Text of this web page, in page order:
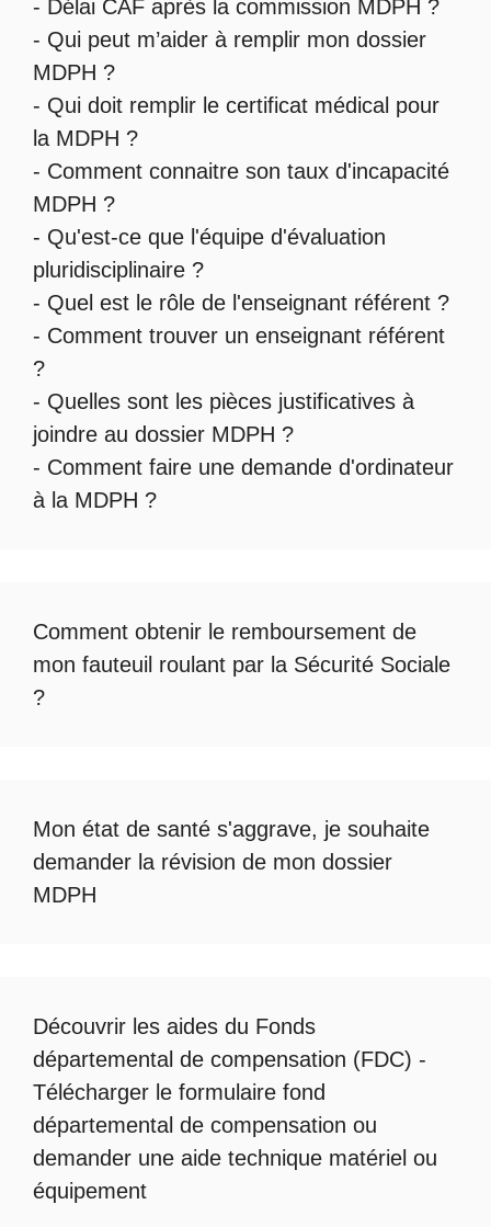
- Délai CAF après la commission MDPH ?
- Qui peut m’aider à remplir mon dossier
MDPH ?
- Qui doit remplir le certificat médical pour
la MDPH ?
- Comment connaitre son taux d'incapacité
MDPH ?
- Qu'est-ce que l'équipe d'évaluation
pluridisciplinaire ?
- Quel est le rôle de l'enseignant référent ?
- Comment trouver un enseignant référent
?
- Quelles sont les pièces justificatives à
joindre au dossier MDPH ?
- Comment faire une demande d'ordinateur
à la MDPH ?
Comment obtenir le remboursement de
mon fauteuil roulant par la Sécurité Sociale
?
Mon état de santé s'aggrave, je souhaite
demander la révision de mon dossier
MDPH
Découvrir les aides du Fonds
départemental de compensation (FDC) -
Télécharger le formulaire fond
départemental de compensation ou
demander une aide technique matériel ou
équipement